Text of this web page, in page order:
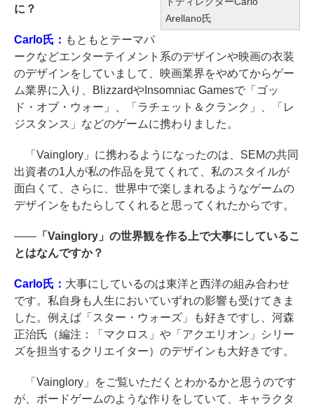
Arellano氏
に？
Carlo氏： もともとテーマパ
ークなどエンターテイメント系のデザインや映画の衣装
のデザインをしていまして、映画業界をやめてからゲー
ム業界に入り、BlizzardやInsomniac Gamesで「ゴッ
ド・オブ・ウォー」、「ラチェット＆クランク」、「レ
ジスタンス」などのゲームに携わりました。
「Vainglory」に携わるようになったのは、SEMの共同
出資者の1人が私の作品を見てくれて、私のスタイルが
面白くて、さらに、世界中で楽しまれるようなゲームの
デザインをもたらしてくれると思ってくれたからです。
――「Vainglory」の世界観を作る上で大事にしているこ
とはなんですか？
Carlo氏： 大事にしているのは東洋と西洋の組み合わせ
です。私自身も人生においていずれの影響も受けてきま
した。例えば「スター・ウォーズ」も好きですし、河森
正治氏（編注：「マクロス」や「アクエリオン」シリー
ズを担当するクリエイター）のデザインも大好きです。
「Vainglory」をご覧いただくとわかるかと思うのです
が、ボードゲームのような作りをしていて、キャラクタ